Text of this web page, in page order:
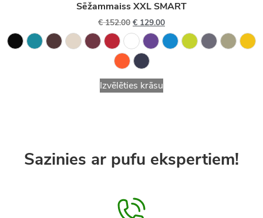
Sēžammaiss XXL SMART
€152.00 € 129.00
Izvēlēties krāsu
Sazinies ar pufu ekspertiem!